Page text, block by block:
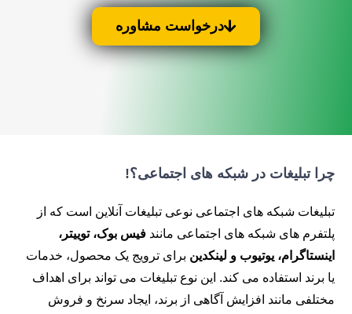
درخواست مشاوره
چرا تبلیغات در شبکه های اجتماعی؟!
تبلیغات شبکه های اجتماعی نوعی تبلیغات آنلاین است که از
پلتفرم های شبکه های اجتماعی مانندفیس بوک، توییتر،
اینستاگرام، یوتیوب و لینکدین برای ترویج یک محصول، خدمات
یا برند استفاده می کند. این نوع تبلیغات می تواند برای اهداف
مختلفی مانند افزایش آگاهی از برند، ایجاد سرنخ و فروش